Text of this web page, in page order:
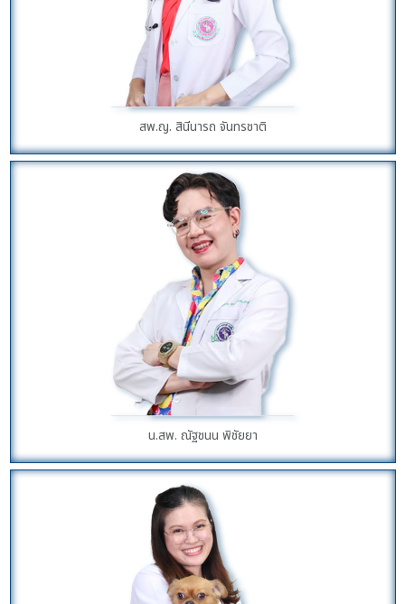
สพ.ญ. สินีนารถ จันทรชาติ
น.สพ. ณัฐชนน พิชัยยา